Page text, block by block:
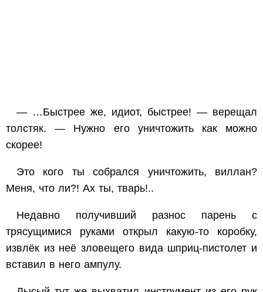
— …Быстрее же, идиот, быстрее! — верещал
толстяк. — Нужно его уничтожить как можно
скорее!
Это кого ты собрался уничтожить, виллан?
Меня, что ли?! Ах ты, тварь!..
Недавно получивший разнос парень с
трясущимися руками открыл какую-то коробку,
извлёк из неё зловещего вида шприц-пистолет и
вставил в него ампулу.